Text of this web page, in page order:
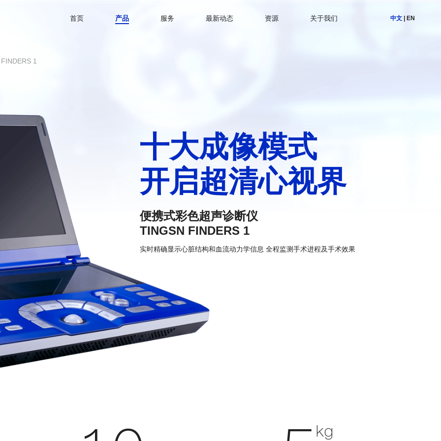
中文| EN
首页 产品 服务 最新动态 资源 关于我们
1
十大成像模式
开启超清心视界
便携式彩色超声诊断仪
TINGSN FINDERS 1
实时精确显示心脏结构和血流动力学信息 全程监测手术进程及手术效果
kg